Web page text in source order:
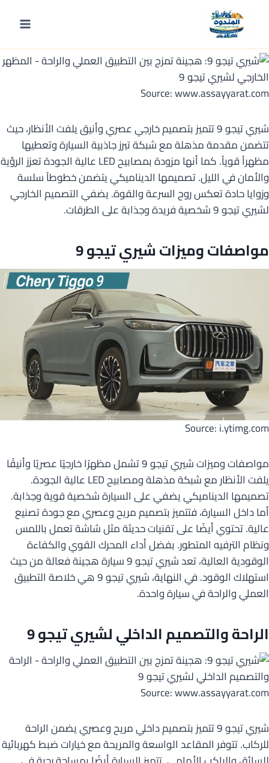
المحتوى
المظهر الخارجي لشيري تيجو 9
Source: www.assayyarat.com
شيري تيجو 9 تتميز بتصميم خارجي عصري وأنيق يلفت الأنظار، حيث
تتضمن مقدمة مذهلة مع شبكة تبرز جاذبية السيارة وتعطيها
مظهراً قوياً. كما أنها مزودة بمصابيح LED عالية الجودة تعزز الرؤية
والأمان في الليل. تصميمها الديناميكي يتضمن خطوطاً سلسة
وزوايا حادة تعكس روح السرعة والقوة. يضفي التصميم الخارجي
لشيري تيجو 9 شخصية فريدة وجذابة على الطرقات.
مواصفات وميزات شيري تيجو 9
Source: i.ytimg.com
مواصفات وميزات شيري تيجو 9 تشمل مظهرًا خارجيًا عصريًا وأنيقًا
يلفت الأنظار مع شبكة مذهلة ومصابيح LED عالية الجودة.
تصميمها الديناميكي يضفي على السيارة شخصية قوية وجذابة.
أما داخل السيارة، فتتميز بتصميم مريح وعصري مع جودة تصنيع
عالية. تحتوي أيضًا على تقنيات حديثة مثل شاشة تعمل باللمس
ونظام الترفيه المتطور. بفضل أداء المحرك القوي والكفاءة
الوقودية العالية، تعد شيري تيجو 9 سيارة هجينة فعالة من حيث
استهلاك الوقود. في النهاية، شيري تيجو 9 هي خلاصة التطبيق
العملي والراحة في سيارة واحدة.
الراحة والتصميم الداخلي لشيري تيجو 9
Source: www.assayyarat.com
شيري تيجو 9 تتميز بتصميم داخلي مريح وعصري يضمن الراحة
للركاب. تتوفر المقاعد الواسعة والمريحة مع خيارات ضبط كهربائية